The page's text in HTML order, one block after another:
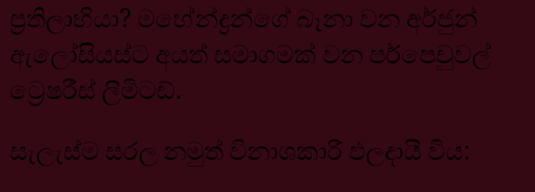
ප්‍රතිලාභියා? මහේන්ද්‍රන්ගේ බෑනා වන අර්ජුන්
ඇලෝසියස්ට අයත් සමාගමක් වන පර්පෙචුවල්
ට්‍රෙෂරීස් ලිමිටඩ්.
සැලැස්ම සරල නමුත් විනාශකාරී ඵලදායී විය: